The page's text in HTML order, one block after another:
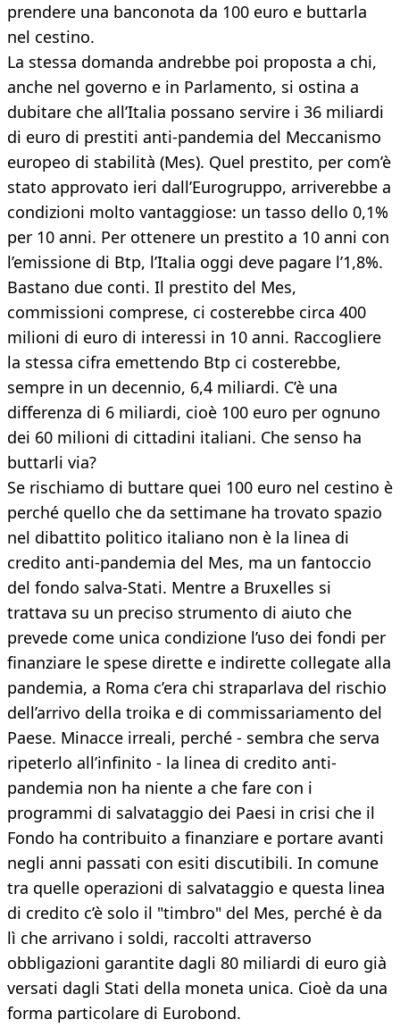
prendere una banconota da 100 euro e buttarla
nel cestino.
La stessa domanda andrebbe poi proposta a chi,
anche nel governo e in Parlamento, si ostina a
dubitare che all’Italia possano servire i 36 miliardi
di euro di prestiti anti-pandemia del Meccanismo
europeo di stabilità (Mes). Quel prestito, per com’è
stato approvato ieri dall’Eurogruppo, arriverebbe a
condizioni molto vantaggiose: un tasso dello 0,1%
per 10 anni. Per ottenere un prestito a 10 anni con
l’emissione di Btp, l’Italia oggi deve pagare l’1,8%.
Bastano due conti. Il prestito del Mes,
commissioni comprese, ci costerebbe circa 400
milioni di euro di interessi in 10 anni. Raccogliere
la stessa cifra emettendo Btp ci costerebbe,
sempre in un decennio, 6,4 miliardi. C’è una
differenza di 6 miliardi, cioè 100 euro per ognuno
dei 60 milioni di cittadini italiani. Che senso ha
buttarli via?
Se rischiamo di buttare quei 100 euro nel cestino è
perché quello che da settimane ha trovato spazio
nel dibattito politico italiano non è la linea di
credito anti-pandemia del Mes, ma un fantoccio
del fondo salva-Stati. Mentre a Bruxelles si
trattava su un preciso strumento di aiuto che
prevede come unica condizione l’uso dei fondi per
finanziare le spese dirette e indirette collegate alla
pandemia, a Roma c’era chi straparlava del rischio
dell’arrivo della troika e di commissariamento del
Paese. Minacce irreali, perché - sembra che serva
ripeterlo all’infinito - la linea di credito anti-
pandemia non ha niente a che fare con i
programmi di salvataggio dei Paesi in crisi che il
Fondo ha contribuito a finanziare e portare avanti
negli anni passati con esiti discutibili. In comune
tra quelle operazioni di salvataggio e questa linea
di credito c’è solo il "timbro" del Mes, perché è da
lì che arrivano i soldi, raccolti attraverso
obbligazioni garantite dagli 80 miliardi di euro già
versati dagli Stati della moneta unica. Cioè da una
forma particolare di Eurobond.